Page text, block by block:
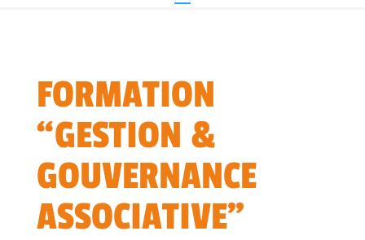
FORMATION
“GESTION &
GOUVERNANCE
ASSOCIATIVE”